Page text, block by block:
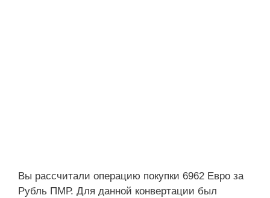
Вы рассчитали операцию покупки 6962 Евро за
Рубль ПМР. Для данной конвертации был